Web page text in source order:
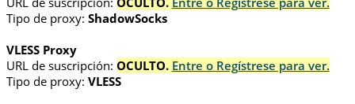
Tipo de proxy: ShadowSocks
VLESS Proxy
URL de suscripción: OCULTO. Entre o Regístrese para ver.
Tipo de proxy: VLESS